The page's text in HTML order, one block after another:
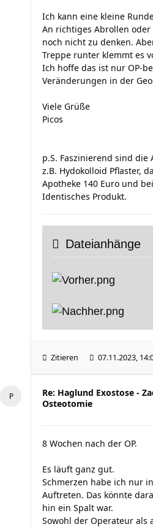
Ich kann eine kleine
An richtiges Abrollen
noch nicht zu denken.
Treppe runter klemmt es
Ich hoffe das ist nur OP-
Veränderungen in der
Viele Grüße
Picos
p.S. Faszinierend sind die
z.B. Hydokolloid Pflaster,
Apotheke 140 Euro und
Identisches Produkt.
Dateianhänge
Zitieren 07.11.2023,
Re: Haglund Exostose -
Osteotomie
8 Wochen nach der OP.
Es läuft ganz gut.
Schmerzen habe ich nur
Auftreten. Das könnte
hin ein Spalt war.
Sowohl der Operateur als